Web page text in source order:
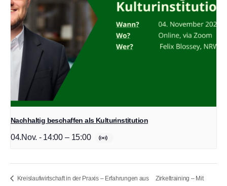
Nachhaltig beschaffen als Kulturinstitution
04.Nov. - 14:00 – 15:00
Kreislaufwirtschaft in der Praxis – Erfahrungen aus
Zirkeltraining – Mit